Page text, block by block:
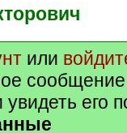
или
увидеть его